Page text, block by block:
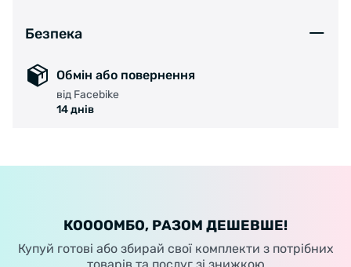
Безпека
Обмін або повернення
від Facebike
14 днів
КООООМБО, РАЗОМ ДЕШЕВШЕ!
Купуй готові або збирай свої комплекти з потрібних